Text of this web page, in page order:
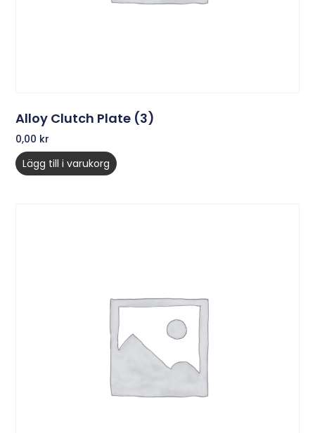
Alloy Clutch Plate (3)
0,00 kr
Lägg till i varukorg